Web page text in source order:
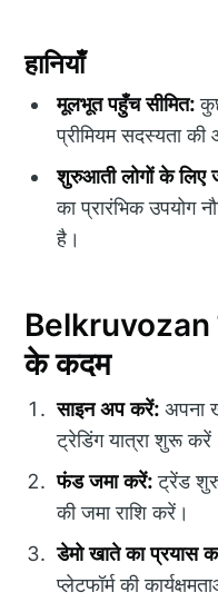
हानियाँ
मूलभूत पहुँच सीमित:
प्रीमियम सदस्यता की
शुरुआती लोगों के
का प्रारंभिक उपयोग
है।
के कदम
साइन अप करें: अपना
ट्रेडिंग यात्रा शुरू
फंड जमा करें:ट्रेंड
की जमा राशि करें।
डेमो खाते का प्रयास
प्लेटफॉर्म की